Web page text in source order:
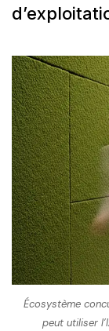
Écosystème
peut utiliser